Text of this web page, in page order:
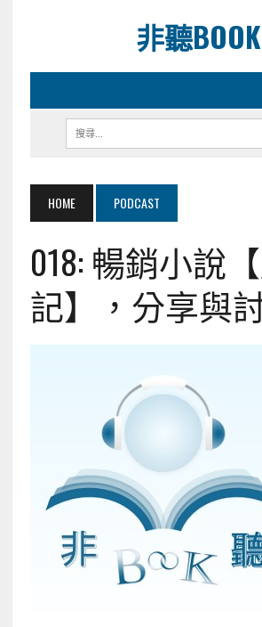
非聽BOOK
HOME PODCAST
018: 暢銷小說
記】，分享與